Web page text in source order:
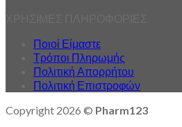
Ποιοί Είμαστε
Τρόποι Πληρωμής
Πολιτική Απορρήτου
Πολιτική Επιστροφών
Copyright 2026 © Pharm123